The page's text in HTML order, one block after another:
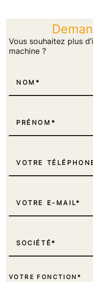
Vous souhaitez plus
machine ?
NOM
PRÉNOM
VOTRE
VOTRE E-MAIL
SOCIÉTÉ
VOTRE FONCTION*